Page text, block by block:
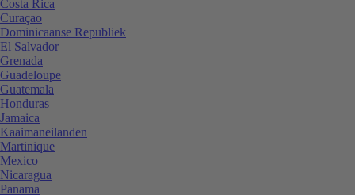
Costa Rica
Curaçao
Dominicaanse Republiek
El Salvador
Grenada
Guadeloupe
Guatemala
Honduras
Jamaica
Kaaimaneilanden
Martinique
Mexico
Nicaragua
Panama